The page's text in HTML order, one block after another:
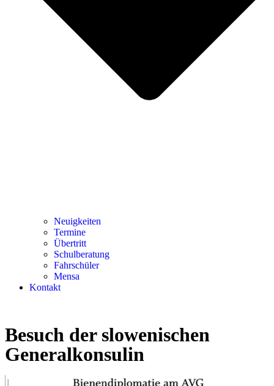
Neuigkeiten
Termine
Übertritt
Schulberatung
Fahrschüler
Mensa
Kontakt
Besuch der slowenischen
Generalkonsulin